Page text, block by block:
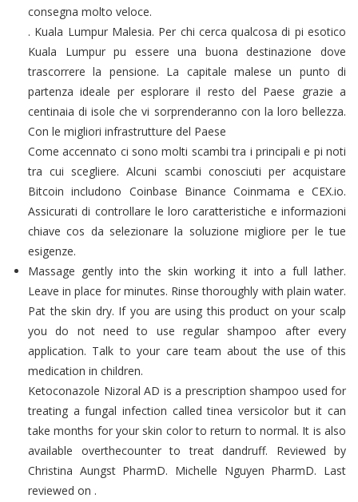
consegna molto veloce.
. Kuala Lumpur Malesia. Per chi cerca qualcosa di pi esotico
Kuala Lumpur pu essere una buona destinazione dove
trascorrere la pensione. La capitale malese un punto di
partenza ideale per esplorare il resto del Paese grazie a
centinaia di isole che vi sorprenderanno con la loro bellezza.
Con le migliori infrastrutture del Paese
Come accennato ci sono molti scambi tra i principali e pi noti
tra cui scegliere. Alcuni scambi conosciuti per acquistare
Bitcoin includono Coinbase Binance Coinmama e CEX.io.
Assicurati di controllare le loro caratteristiche e informazioni
chiave cos da selezionare la soluzione migliore per le tue
esigenze.
Massage gently into the skin working it into a full lather.
Leave in place for minutes. Rinse thoroughly with plain water.
Pat the skin dry. If you are using this product on your scalp
you do not need to use regular shampoo after every
application. Talk to your care team about the use of this
medication in children.
Ketoconazole Nizoral AD is a prescription shampoo used for
treating a fungal infection called tinea versicolor but it can
take months for your skin color to return to normal. It is also
available overthecounter to treat dandruff. Reviewed by
Christina Aungst PharmD. Michelle Nguyen PharmD. Last
reviewed on .